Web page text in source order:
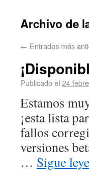
Archivo de
← Entradas más
Publicado el 24
Estamos
¡esta lista
fallos
versiones
… Sigue